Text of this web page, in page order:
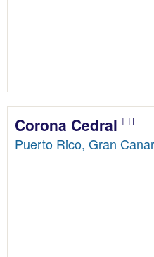
Corona Cedral
Puerto Rico, Gran